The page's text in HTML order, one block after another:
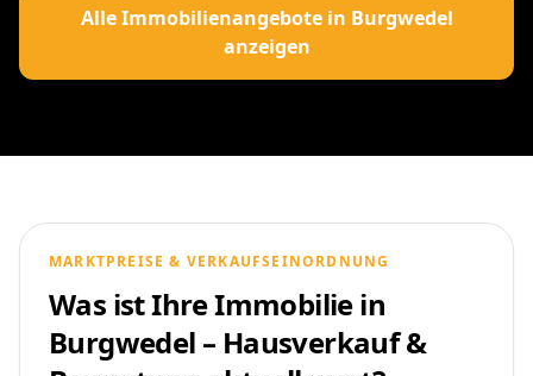
Alle Immobilienangebote in Burgwedel
anzeigen
MARKTPREISE & VERKAUFSEINORDNUNG
Was ist Ihre Immobilie in
Burgwedel – Hausverkauf &